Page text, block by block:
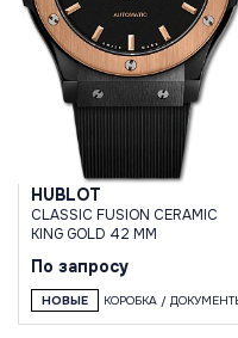
HUBLOT
CLASSIC FUSION CERAMIC
KING GOLD 42 MM
По запросу
НОВЫЕ КОРОБКА /